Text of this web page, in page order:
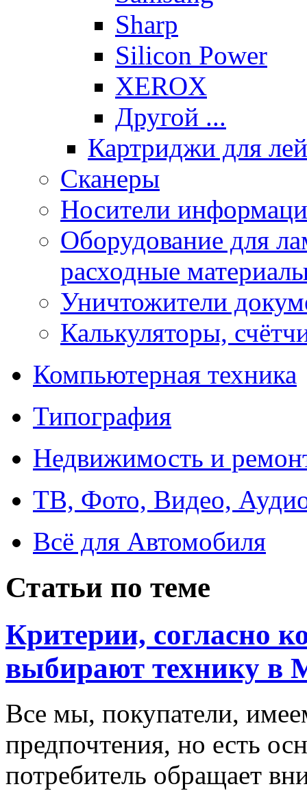
Sharp
Silicon Power
XEROX
Другой ...
Картриджи для
Сканеры
Носители
Оборудование для
расходные
Уничтожители
Калькуляторы,
Компьютерная техника
Типография
Недвижимость и
ТВ, Фото, Видео,
Всё для Автомобиля
Статьи по теме
Критерии, согласно
выбирают технику в
Все мы, покупатели,
предпочтения, но есть
потребитель обращает